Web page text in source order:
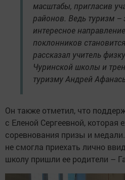
масштабы, пригласив
районов. Ведь туризм –
интересное
поклонников
рассказал учитель
Чуринской школы и
туризму Андрей
Он также отметил, что
с Еленой Сергеевной, которая
соревнования призы и
не смогла приехать лично
школу пришли ее родители –